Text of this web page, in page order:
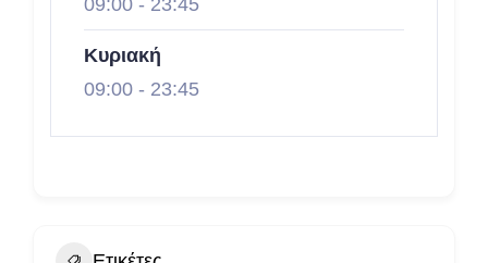
09:00 - 23:45
Κυριακή
09:00 - 23:45